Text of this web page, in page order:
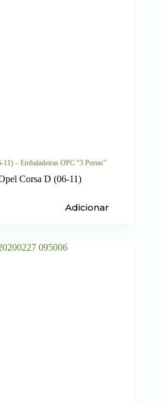
– Embaladeiras OPC “3 Portas”
Corsa D (06-11)
Adicionar